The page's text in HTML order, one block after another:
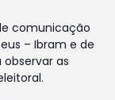
comunicação
– Ibram e de
as